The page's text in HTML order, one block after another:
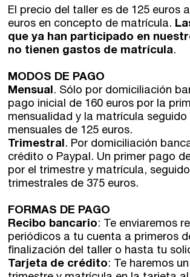
El precio del taller es de 125 euros
euros en concepto de matrícula.
que ya han participado en
no tienen gastos de matrícula.
MODOS DE PAGO
Mensual. Sólo por domiciliación
pago inicial de 160 euros por la
mensualidad y la matrícula
mensuales de 125 euros.
Trimestral. Por domiciliación
crédito o Paypal. Un primer pago
por el trimestre y matrícula,
trimestrales de 375 euros.
FORMAS DE PAGO
Recibo bancario: Te enviaremos
periódicos a tu cuenta a primeros
finalización del taller o hasta tu
Tarjeta de crédito: Te haremos